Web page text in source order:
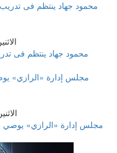
الاثنين 03 فبراير 2025
الاثنين 21 أكتوبر 2024
مجلس إدارة «الرازي» يوصي